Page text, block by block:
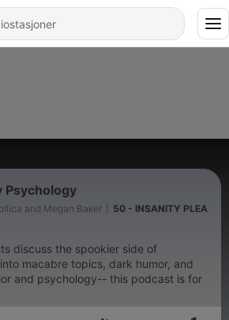
Psychology
and Megan Baker
50 - INSANITY PLEA
discuss the spookier side of
macabre topics, dark humor, and
and psychology-- this podcast is for